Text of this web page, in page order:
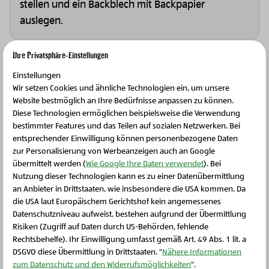
stellen und ein Backblech mit Backpapier
auslegen.
Mit einem Eisportionierer Kugeln aus dem Keksteig
löffeln und diese mit ausreichend Abstand
voneinander auf das Backblech legen.
Schritt 6
Nun die Kekse im vorgeheizten Backrohr bei
180°C Ober- und Unterhitze für ca. 20 Minuten
backen und danach vollständig abkühlen lassen.
Schritt 7
Schließen Sie dieses Feld
Ihre Privatsphäre-Einstellungen
Einstellungen
Wir setzen Cookies und ähnliche Technologien ein, um unsere
Website bestmöglich an Ihre Bedürfnisse anpassen zu können.
Diese Technologien ermöglichen beispielsweise die Verwendung
bestimmter Features und das Teilen auf sozialen Netzwerken. Bei
entsprechender Einwilligung können personenbezogene Daten
zur Personalisierung von Werbeanzeigen auch an Google
übermittelt werden (Wie Google Ihre Daten verwendet). Bei
Nutzung dieser Technologien kann es zu einer Datenübermittlung
an Anbieter in Drittstaaten, wie insbesondere die USA kommen. Da
die USA laut Europäischem Gerichtshof kein angemessenes
Datenschutzniveau aufweist, bestehen aufgrund der Übermittlung
Risiken (Zugriff auf Daten durch US-Behörden, fehlende
Rechtsbehelfe). Ihr Einwilligung umfasst gemäß Art. 49 Abs. 1 lit. a
DSGVO diese Übermittlung in Drittstaaten. "Nähere Informationen
zum Datenschutz und den Widerrufsmöglichkeiten".